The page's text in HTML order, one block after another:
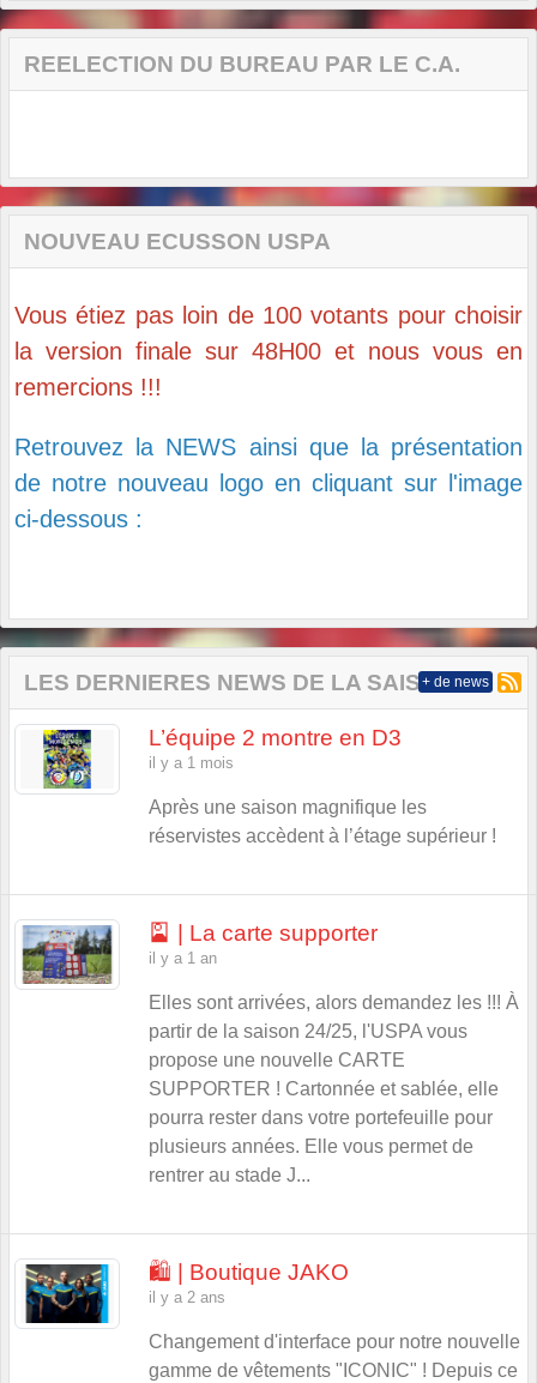
REELECTION DU BUREAU PAR LE C.A.
NOUVEAU ECUSSON USPA
Vous étiez pas loin de 100 votants pour choisir
la version finale sur 48H00 et nous vous en
remercions !!!
Retrouvez la NEWS ainsi que la présentation
de notre nouveau logo en cliquant sur l'image
ci-dessous :
LES DERNIERES NEWS DE LA SAISON
L’équipe 2 montre en D3
il y a 1 mois
Après une saison magnifique les
réservistes accèdent à l’étage supérieur !
🎴 | La carte supporter
il y a 1 an
Elles sont arrivées, alors demandez les !!! À
partir de la saison 24/25, l'USPA vous
propose une nouvelle CARTE
SUPPORTER ! Cartonnée et sablée, elle
pourra rester dans votre portefeuille pour
plusieurs années. Elle vous permet de
rentrer au stade J...
🛍️ | Boutique JAKO
il y a 2 ans
Changement d'interface pour notre nouvelle
gamme de vêtements "ICONIC" ! Depuis ce
+ de news